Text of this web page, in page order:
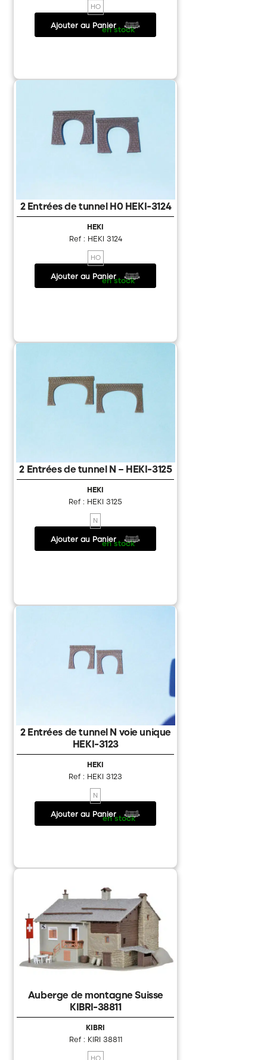
HO
6.40 € /en stock
Ajouter au Panier
2 Entrées de tunnel H0 HEKI-3124
HEKI
Ref : HEKI 3124
HO
6.40 € /en stock
Ajouter au Panier
2 Entrées de tunnel N – HEKI-3125
HEKI
Ref : HEKI 3125
N
5.99 € /en stock
Ajouter au Panier
2 Entrées de tunnel N voie unique
HEKI-3123
HEKI
Ref : HEKI 3123
N
5.85 € /en stock
Ajouter au Panier
Auberge de montagne Suisse
KIBRI-38811
KIBRI
Ref : KIRI 38811
HO